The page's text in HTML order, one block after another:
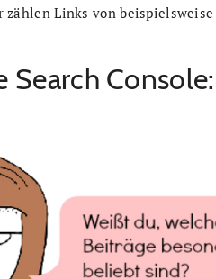
Links von
Search Console: